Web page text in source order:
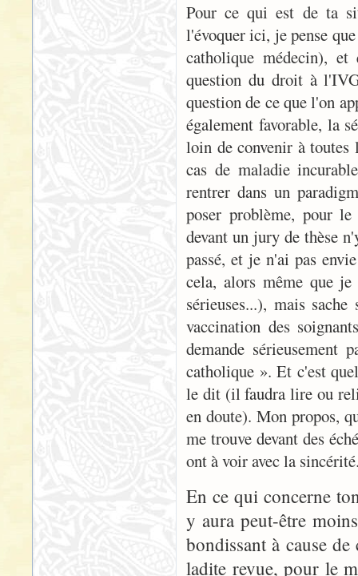
Pour ce qui est de ta
l'évoquer ici, je pense
catholique médecin),
question du droit à
question de ce que l'on
également favorable, la
loin de convenir à toutes
cas de maladie
rentrer dans un
poser problème, pour le
devant un jury de thèse
passé, et je n'ai pas
cela, alors même que
sérieuses...), mais
vaccination des
demande
catholique ». Et c'est
le dit (il faudra lire ou
en doute). Mon propos,
me trouve devant des
ont à voir avec la
En ce qui concerne
y aura peut-être
bondissant à cause
ladite revue, pour le